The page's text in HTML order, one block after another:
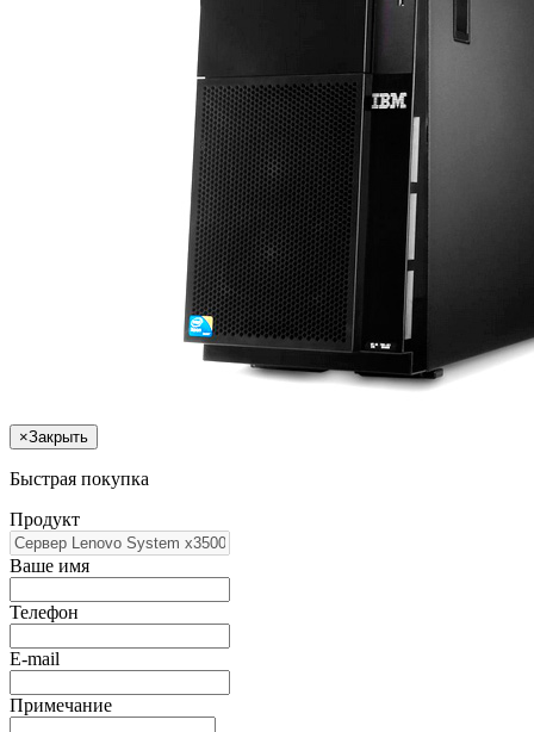
×Закрыть
Быстрая покупка
Продукт
Ваше имя
Телефон
E-mail
Примечание